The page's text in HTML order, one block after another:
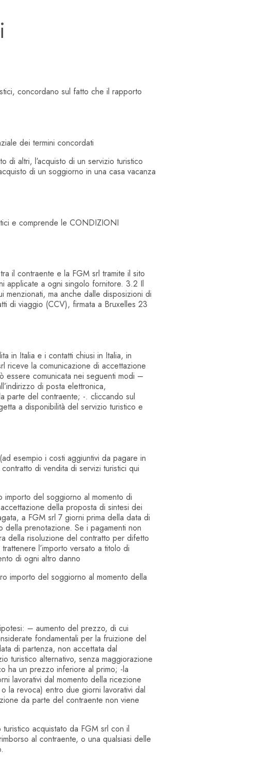
concordano sul fatto che il rapporto
dei termini concordati
altri, l’acquisto di un servizio turistico
di un soggiorno in una casa vacanza
e comprende le CONDIZIONI
il contraente e la FGM srl tramite il sito
applicate a ogni singolo fornitore. 3.2 Il
ma anche dalle disposizioni di
di viaggio (CCV), firmata a Bruxelles 23
in Italia e i contatti chiusi in Italia, in
riceve la comunicazione di accettazione
essere comunicata nei seguenti modi –
di posta elettronica,
parte del contraente; -. cliccando sul
a disponibilità del servizio turistico e
esempio i costi aggiuntivi da pagare in
di vendita di servizi turistici qui
del soggiorno al momento di
della proposta di sintesi dei
a FGM srl 7 giorni prima della data di
della prenotazione. Se i pagamenti non
della risoluzione del contratto per difetto
l’importo versato a titolo di
di ogni altro danno
importo del soggiorno al momento della
– aumento del prezzo, di cui
fondamentali per la fruizione del
di partenza, non accettata dal
turistico alternativo, senza maggiorazione
ha un prezzo inferiore al primo; -la
lavorativi dal momento della ricezione
la revoca) entro due giorni lavorativi dal
da parte del contraente non viene
acquistato da FGM srl con il
al contraente, o una qualsiasi delle